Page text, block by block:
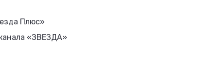
Плюс»
«ЗВЕЗДА»